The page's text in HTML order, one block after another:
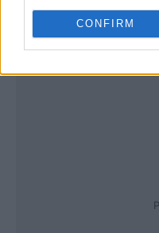
CONFIRM